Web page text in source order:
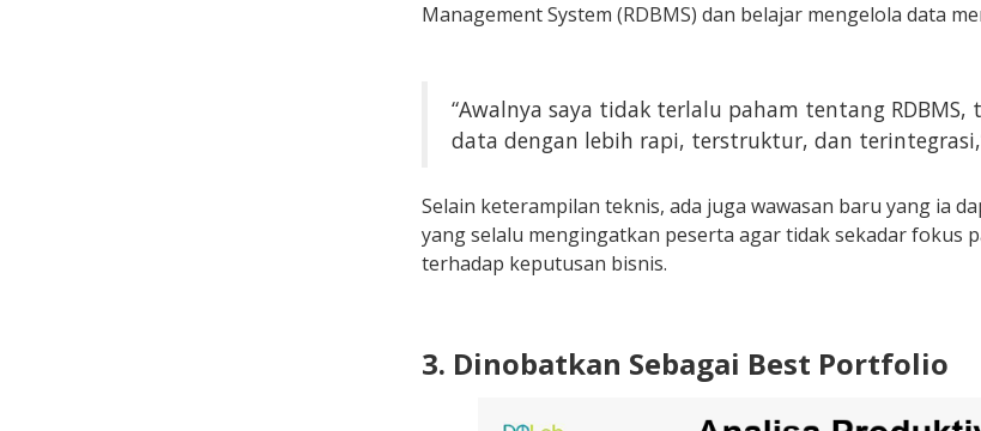
Management System (RDBMS) dan belajar mengelola data
“Awalnya saya tidak terlalu paham tentang
data dengan lebih rapi, terstruktur, dan
Selain keterampilan teknis, ada juga wawasan baru yang ia
yang selalu mengingatkan peserta agar tidak sekadar fokus
terhadap keputusan bisnis.
3. Dinobatkan Sebagai Best Portfolio